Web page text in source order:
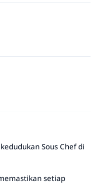
Sous Chef di
setiap